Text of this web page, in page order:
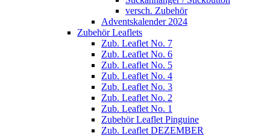
versch. Zubehör
Adventskalender 2024
Zubehör Leaflets
Zub. Leaflet No. 7
Zub. Leaflet No. 6
Zub. Leaflet No. 5
Zub. Leaflet No. 4
Zub. Leaflet No. 3
Zub. Leaflet No. 2
Zub. Leaflet No. 1
Zubehör Leaflet Pinguine
Zub. Leaflet DEZEMBER